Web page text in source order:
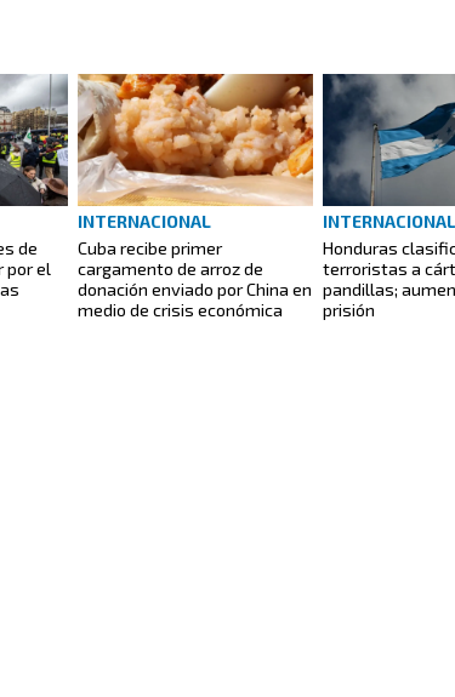
de
por el
INTERNACIONAL
Cuba recibe primer
cargamento de arroz de
donación enviado por China en
medio de crisis económica
INTERNACIONAL
Honduras
terroristas a
pandillas;
prisión